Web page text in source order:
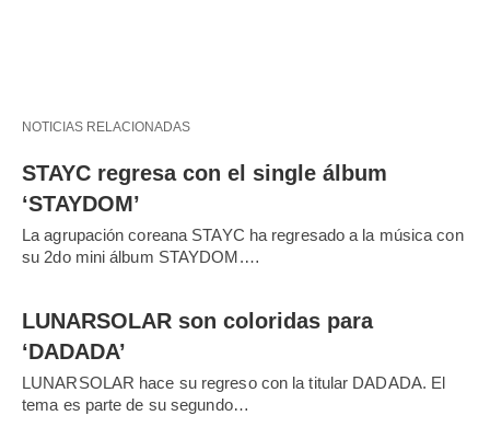
NOTICIAS RELACIONADAS
STAYC regresa con el single álbum
‘STAYDOM’
La agrupación coreana STAYC ha regresado a la música con
su 2do mini álbum STAYDOM.…
LUNARSOLAR son coloridas para
‘DADADA’
LUNARSOLAR hace su regreso con la titular DADADA. El
tema es parte de su segundo…